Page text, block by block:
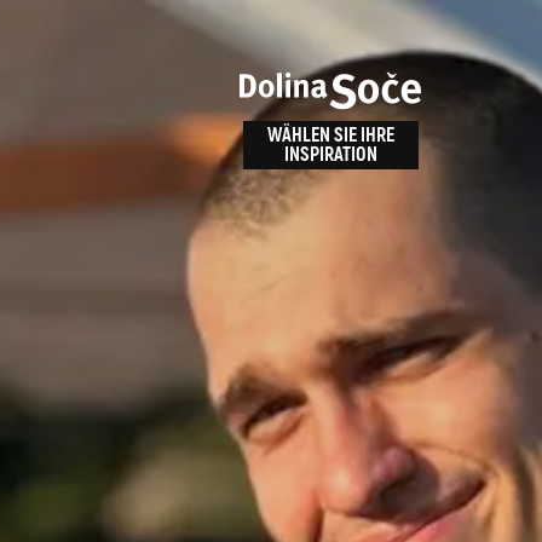
WÄHLEN SIE IHRE
INSPIRATION
Anreise zu uns